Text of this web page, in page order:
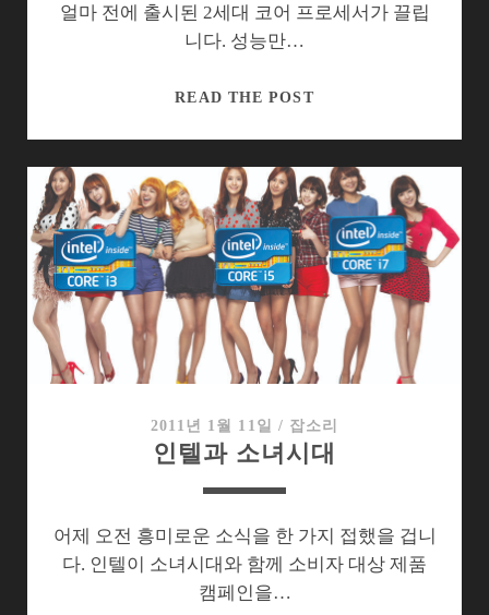
얼마 전에 출시된 2세대 코어 프로세서가 끌립
니다. 성능만…
READ THE POST2
코
어
프
로
세
서
업
그
이
드,
야
할
2011년 1월 11일 / 잡소리
인텔과 소녀시대
어제 오전 흥미로운 소식을 한 가지 접했을 겁니
다. 인텔이 소녀시대와 함께 소비자 대상 제품
캠페인을…